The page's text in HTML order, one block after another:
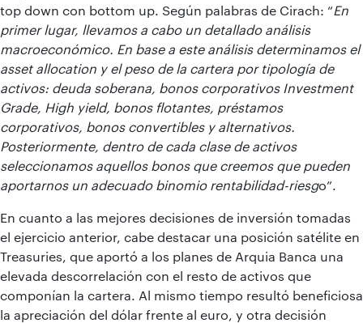
top down con bottom up. Según palabras de Cirach: “En
primer lugar, llevamos a cabo un detallado análisis
macroeconómico. En base a este análisis determinamos el
asset allocation y el peso de la cartera por tipología de
activos: deuda soberana, bonos corporativos Investment
Grade, High yield, bonos flotantes, préstamos
corporativos, bonos convertibles y alternativos.
Posteriormente, dentro de cada clase de activos
seleccionamos aquellos bonos que creemos que pueden
aportarnos un adecuado binomio rentabilidad-riesgo”.
En cuanto a las mejores decisiones de inversión tomadas
el ejercicio anterior, cabe destacar una posición satélite en
Treasuries, que aportó a los planes de Arquia Banca una
elevada descorrelación con el resto de activos que
componían la cartera. Al mismo tiempo resultó beneficiosa
la apreciación del dólar frente al euro, y otra decisión